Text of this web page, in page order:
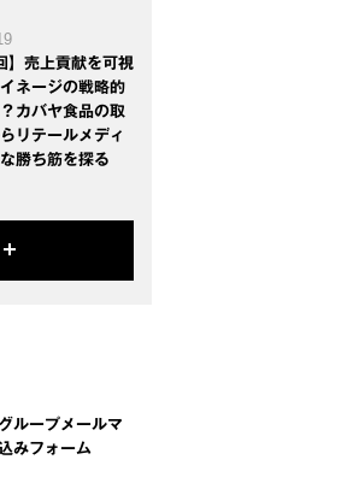
】売上貢献を可視
ネージの戦略的
カバヤ食品の取
リテールメディ
勝ち筋を探る
ループメールマ
みフォーム